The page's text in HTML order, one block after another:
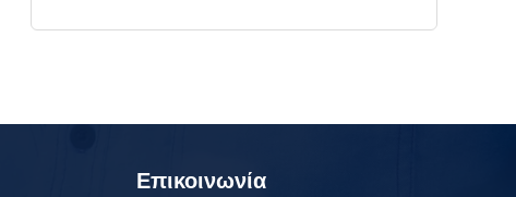
Επικοινωνία